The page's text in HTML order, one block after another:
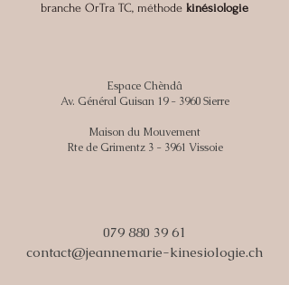
branche OrTra TC, méthode kinésiologie
Espace Chèndâ
Av. Général Guisan 19 - 3960 Sierre
Maison du Mouvement
Rte de Grimentz 3 - 3961 Vissoie
079 880 39 61
contact@jeannemarie-kinesiologie.ch